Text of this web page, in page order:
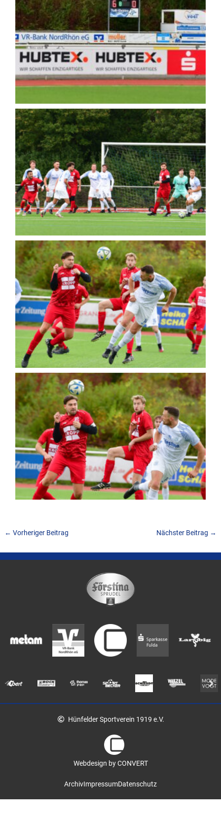
← Vorheriger Beitrag Nächster Beitrag →
Hünfelder Sportverein 1919 e.V.
Webdesign by CONVERT
ArchivImpressumDatenschutz